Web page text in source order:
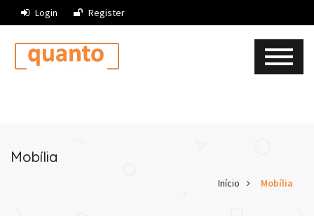
Login Register
Mobília
Início Mobília